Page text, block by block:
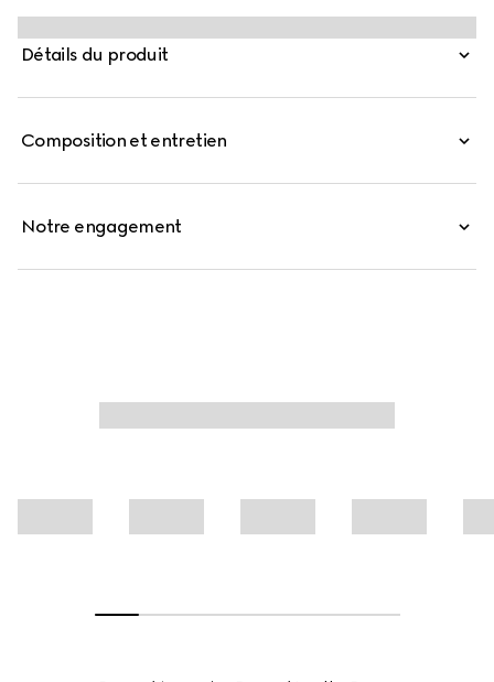
foncée affiche une touche contemporaine. L’inscription
« Gucci » prend la forme d’un grand détail doré le long
des branches, un clin d’œil appuyé à la Maison.
Détails du produit
Composition et entretien
Notre engagement